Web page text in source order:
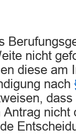
nicht
diese am
nach
nicht